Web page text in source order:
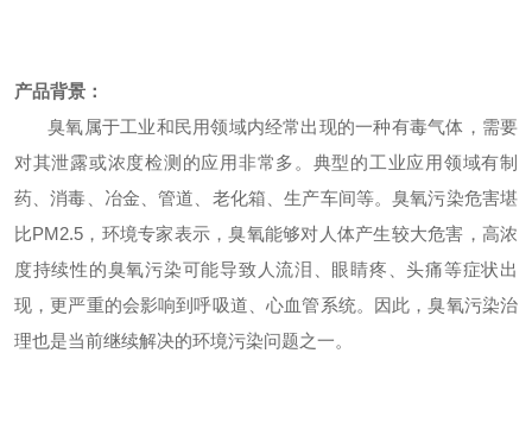
产品背景：
臭氧属于工业和民用领域内经常出现的一种有毒气体，需要
对其泄露或浓度检测的应用非常多。典型的工业应用领域有制
药、消毒、冶金、管道、老化箱、生产车间等。臭氧污染危害堪
比PM2.5，环境专家表示，臭氧能够对人体产生较大危害，高浓
度持续性的臭氧污染可能导致人流泪、眼睛疼、头痛等症状出
现，更严重的会影响到呼吸道、心血管系统。因此，臭氧污染治
理也是当前继续解决的环境污染问题之一。